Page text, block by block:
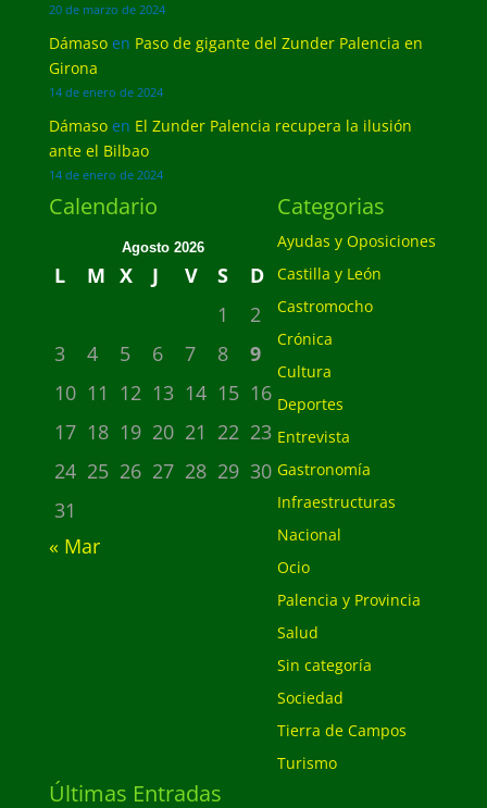
20 de marzo de 2024
Dámasoen Paso de gigante del Zunder Palencia en
Girona
14 de enero de 2024
Dámasoen El Zunder Palencia recupera la ilusión
ante el Bilbao
14 de enero de 2024
Calendario
Agosto 2026
L M X J V S
D
1
2
3
4 5 6 7 8
9
10 11 12 13 14 15 16
17 18 19 20 21 22 23
24 25 26 27 28 29 30
31
« Mar
Categorias
Ayudas y Oposiciones
Castilla y León
Castromocho
Crónica
Cultura
Deportes
Entrevista
Gastronomía
Infraestructuras
Nacional
Ocio
Palencia y Provincia
Salud
Sin categoría
Sociedad
Tierra de Campos
Turismo
Últimas Entradas